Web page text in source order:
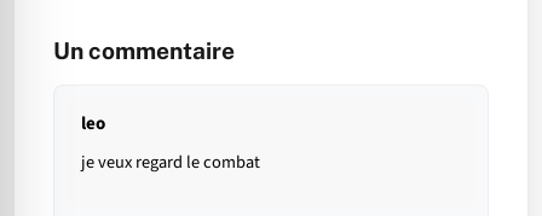
Un commentaire
leo
je veux regard le combat